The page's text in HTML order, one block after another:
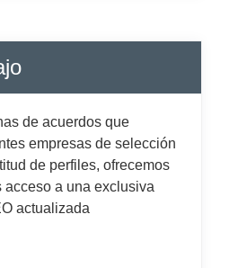
de acuerdos que
empresas de selección
de perfiles, ofrecemos
acceso a una exclusiva
actualizada